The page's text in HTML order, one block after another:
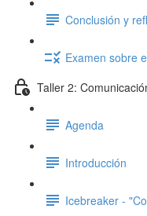
Conclusión y
Examen sobre
Taller 2:
Agenda
Introducción
Icebreaker -